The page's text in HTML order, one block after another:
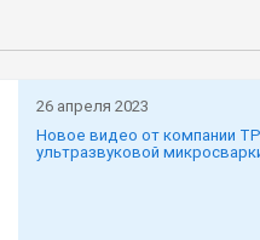
26 апреля 2023
Новое видео от компании
ультразвуковой